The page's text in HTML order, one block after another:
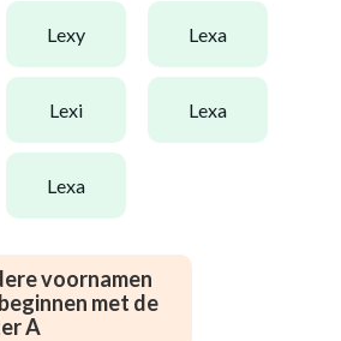
lexy lexa
lexi lexa
lexa
voornamen
met de
A